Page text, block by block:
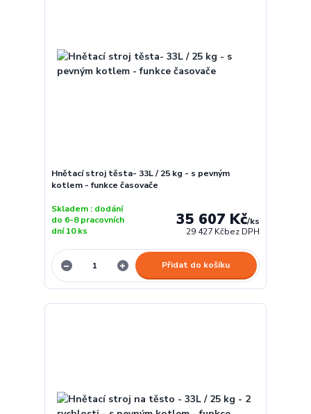
Hnětací stroj těsta- 33L / 25 kg - s pevným
kotlem - funkce časovače
35 607 Kč/ks
29 427 Kčbez DPH
Skladem : dodání
do 6-8 pracovních
dní 10 ks
Přidat do košíku